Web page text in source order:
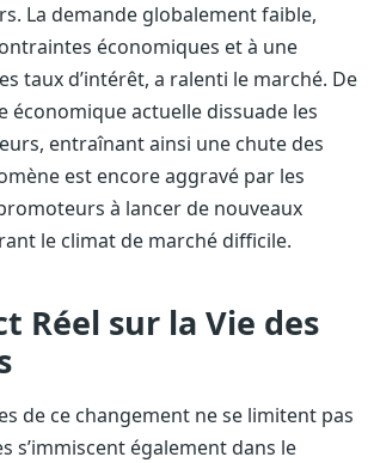
La demande globalement faible,
économiques et à une
taux d’intérêt, a ralenti le marché. De
économique actuelle dissuade les
entraînant ainsi une chute des
est encore aggravé par les
à lancer de nouveaux
le climat de marché difficile.
Réel sur la Vie des
de ce changement ne se limitent pas
s’immiscent également dans le